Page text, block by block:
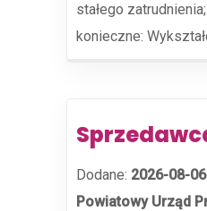
stałego
konieczne:
Dodane: 2026-08-06
Powiatowy Urząd